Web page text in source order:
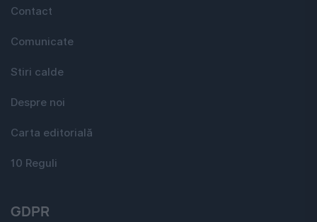
Contact
Comunicate
Stiri calde
Despre noi
Carta editorială
10 Reguli
GDPR